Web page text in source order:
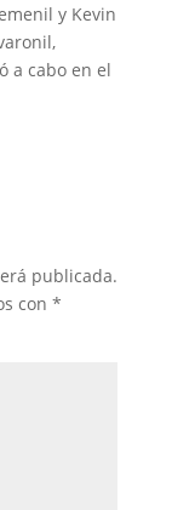
y Kevin
a cabo en el
publicada.
con *